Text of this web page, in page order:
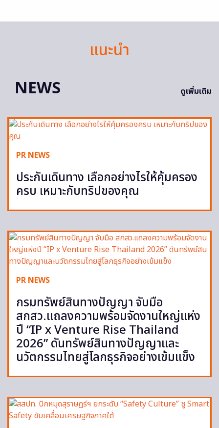
แนะนำ
NEWS
ดูเพิ่มเติม
PR NEWS
ประกันเดินทาง เลือกอย่างไรให้คุ้มครอง
ครบ เหมาะกับทริปของคุณ
PR NEWS
กรมทรัพย์สินทางปัญญา จับมือ
สกสว.แถลงความพร้อมจัดงานใหญ่แห่ง
ปี “IP x Venture Rise Thailand
2026” ดันทรัพย์สินทางปัญญาและ
นวัตกรรมไทยสู่โลกธุรกิจอย่างเข้มแข็ง